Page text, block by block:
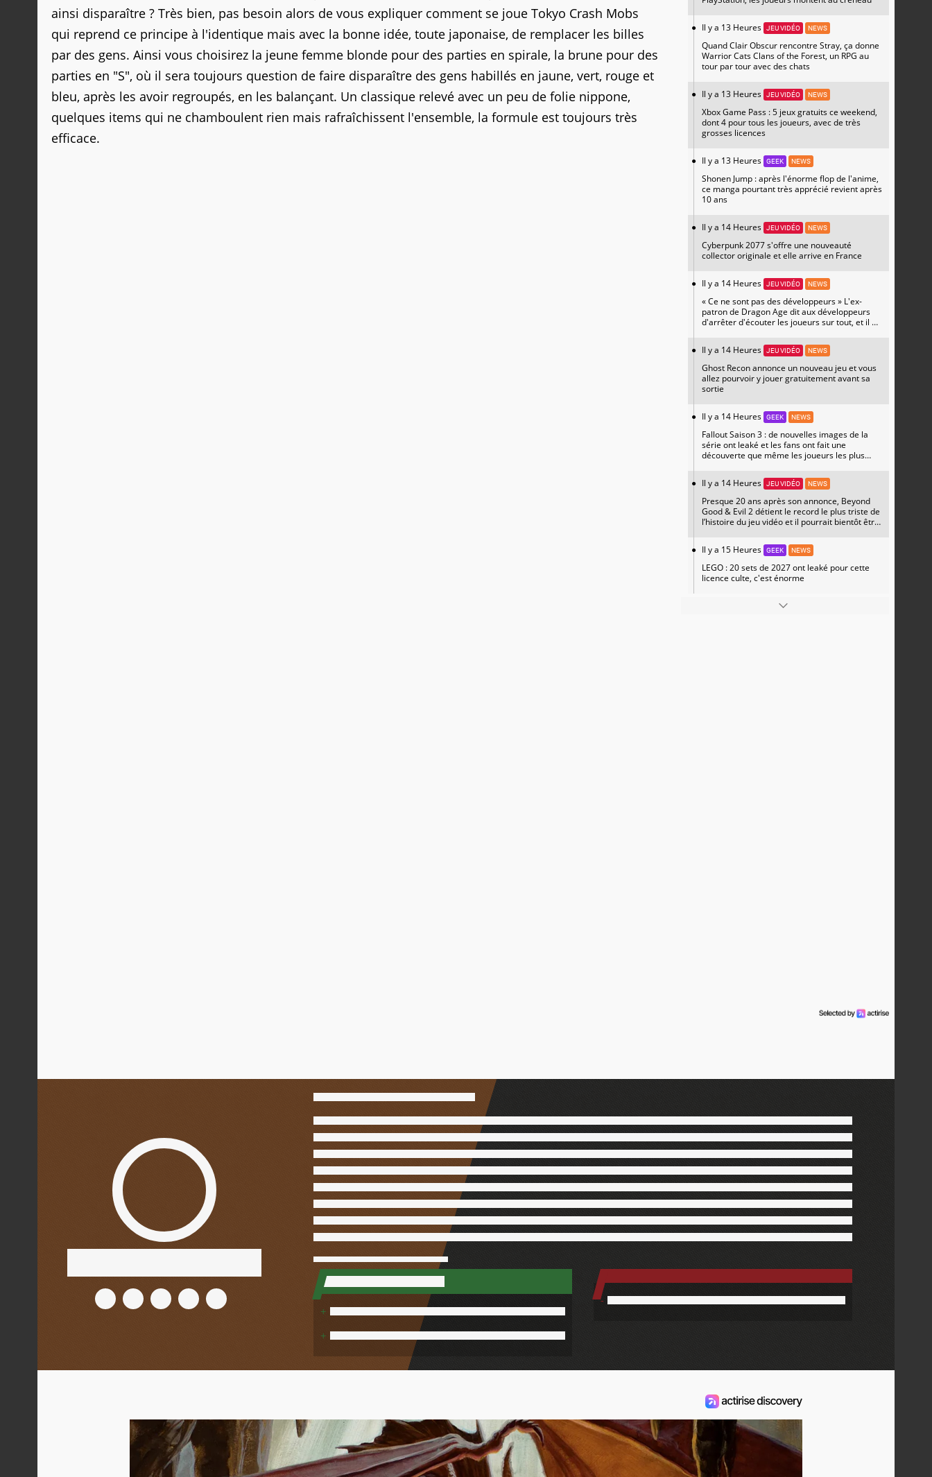
ainsi disparaître ? Très bien, pas besoin alors de vous expliquer comment se joue Tokyo Crash Mobs
qui reprend ce principe à l'identique mais avec la bonne idée, toute japonaise, de remplacer les billes
par des gens. Ainsi vous choisirez la jeune femme blonde pour des parties en spirale, la brune pour des
parties en "S", où il sera toujours question de faire disparaître des gens habillés en jaune, vert, rouge et
bleu, après les avoir regroupés, en les balançant. Un classique relevé avec un peu de folie nippone,
quelques items qui ne chamboulent rien mais rafraîchissent l'ensemble, la formule est toujours très
efficace.
Il y a 13 Heures JEU VIDÉO NEWS
Quand Clair Obscur rencontre Stray, ça donne
Warrior Cats Clans of the Forest, un RPG au
tour par tour avec des chats
Il y a 13 Heures JEU VIDÉO NEWS
Xbox Game Pass : 5 jeux gratuits ce weekend,
dont 4 pour tous les joueurs, avec de très
grosses licences
Il y a 13 Heures GEEK NEWS
Shonen Jump : après l'énorme flop de l'anime,
ce manga pourtant très apprécié revient après
10 ans
Il y a 14 Heures JEU VIDÉO NEWS
Cyberpunk 2077 s'offre une nouveauté
collector originale et elle arrive en France
Il y a 14 Heures JEU VIDÉO NEWS
« Ce ne sont pas des développeurs » L'ex-
patron de Dragon Age dit aux développeurs
d'arrêter d'écouter les joueurs sur tout, et il a
Il y a 14 Heures
JEU VIDÉO NEWS
Ghost Recon annonce un nouveau jeu et vous
allez pourvoir y jouer gratuitement avant sa
sortie
Il y a 14 Heures GEEK NEWS
Fallout Saison 3 : de nouvelles images de la
série ont leaké et les fans ont fait une
découverte que même les joueurs les plus
Il y a 14 Heures
JEU VIDÉO NEWS
Presque 20 ans après son annonce, Beyond
Good & Evil 2 détient le record le plus triste de
l’histoire du jeu vidéo et il pourrait bientôt être
Il y a 15 Heures
GEEK NEWS
LEGO : 20 sets de 2027 ont leaké pour cette
licence culte, c'est énorme
+
+
-